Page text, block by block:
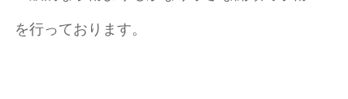
を行っております。